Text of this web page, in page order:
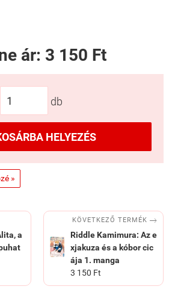
ár: 3 150 Ft
db
HELYEZÉS
»
a
KÖVETKEZŐ TERMÉK 
Riddle Kamimura: Az e
xjakuza és a kóbor cic
ája 1. manga
3 150 Ft